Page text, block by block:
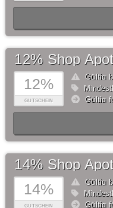
12%
GUTSCHEIN
12% Shop
Gültig
Gültig
14%
GUTSCHEIN
14% Shop
Gültig
Gültig